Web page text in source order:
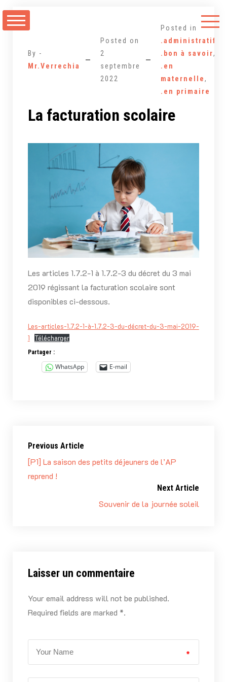
au
By -
Mr.Verrechia
Posted on
2
septembre
2022
Posted in
.administratif
.bon à savoir,
.en
maternelle,
.en primaire
La facturation scolaire
Les articles 1.7.2-1 à 1.7.2-3 du décret du 3 mai
2019 régissant la facturation scolaire sont
disponibles ci-dessous.
Les-articles-1.7.2-1-à-1.7.2-3-du-décret-du-3-mai-2019-
1
Télécharger
Partager :
WhatsApp E-mail
Previous Article
[P1] La saison des petits déjeuners de l’AP
reprend !
Next Article
Souvenir de la journée soleil
Laisser un commentaire
Your email address will not be published.
Required fields are marked *.
*